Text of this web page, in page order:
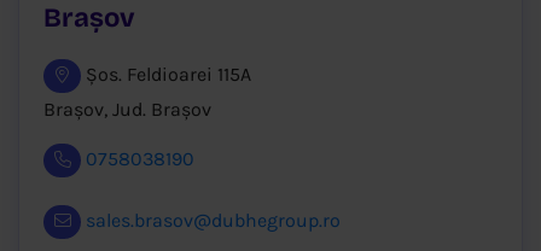
Brașov
Șos. Feldioarei 115A
Brașov, Jud. Brașov
0758038190
sales.brasov@dubhegroup.ro